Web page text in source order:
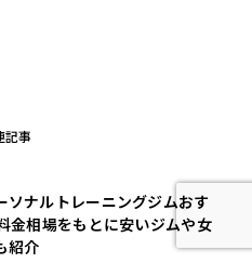
記事
ソナルトレーニングジムおす
金相場をもとに安いジムや女
紹介